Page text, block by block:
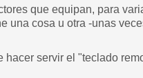
que equipan, para
una cosa u otra -unas
servir el "teclado